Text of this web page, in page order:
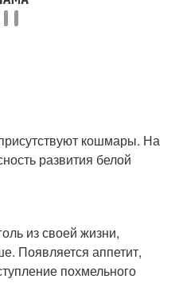
кошмары. На
развития белой
из своей жизни,
Появляется аппетит,
похмельного